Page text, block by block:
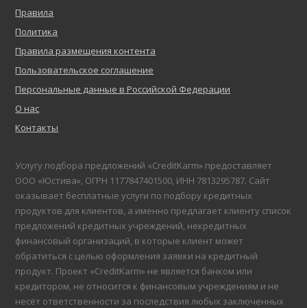
Правила
Политика
Правила размещения контента
Пользовательское соглашение
Персональные данные в Российской Федерации
О нас
Контакты
Услугу подбора предложений «CreditKarm» предоставляет
ООО «Юстива», ОГРН 1177847401500, ИНН 7813295787. Сайт
оказывает бесплатные услуги по подбору кредитных
продуктов для клиентов, а именно предлагает клиенту список
предложений кредитных учреждений, некредитных
финансовый организаций, в которые клиент может
обратиться с целью оформления заявки на кредитный
продукт. Проект «CreditKarm» не является банком или
кредитором, не относится к финансовым учреждениям и не
несёт ответственности за последствия любых заключенных